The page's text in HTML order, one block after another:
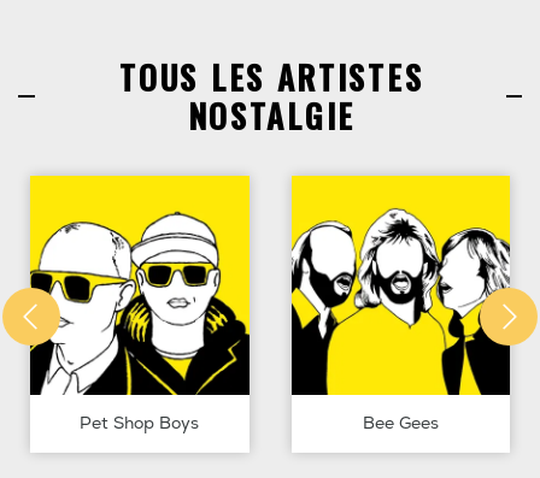
TOUS LES ARTISTES
NOSTALGIE
Pet Shop Boys Bee Gees